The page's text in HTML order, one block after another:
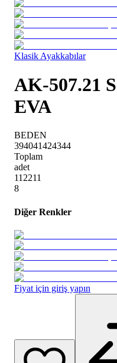
Klasik Ayakkabılar
AK-507.21
EVA
BEDEN
394041424344
Toplam
adet
112211
8
Diğer Renkler
Fiyat için giriş yapın